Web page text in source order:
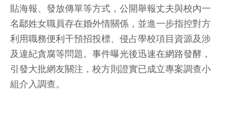
貼海報、發放傳單等方式，公開舉報丈夫與校內一
名鄢姓女職員存在婚外情關係，並進一步指控對方
利用職務便利干預招投標、侵占學校項目資源及涉
及違紀貪腐等問題。事件曝光後迅速在網路發酵，
引發大批網友關注，校方則證實已成立專案調查小
組介入調查。